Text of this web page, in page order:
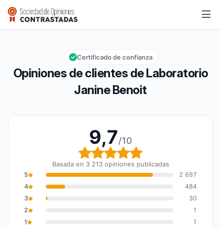
Laboratorio Janine Benoit
Calificación global: 9,7 de 10
9,7/10
Opiniones de clientes de Laboratorio
Janine Benoit
Certificado de confianza
9,7/10
Calificación global: 9,7
Basada en 3 213 opiniones publicadas
5
2 697
4
484
3
30
2
1
1
1